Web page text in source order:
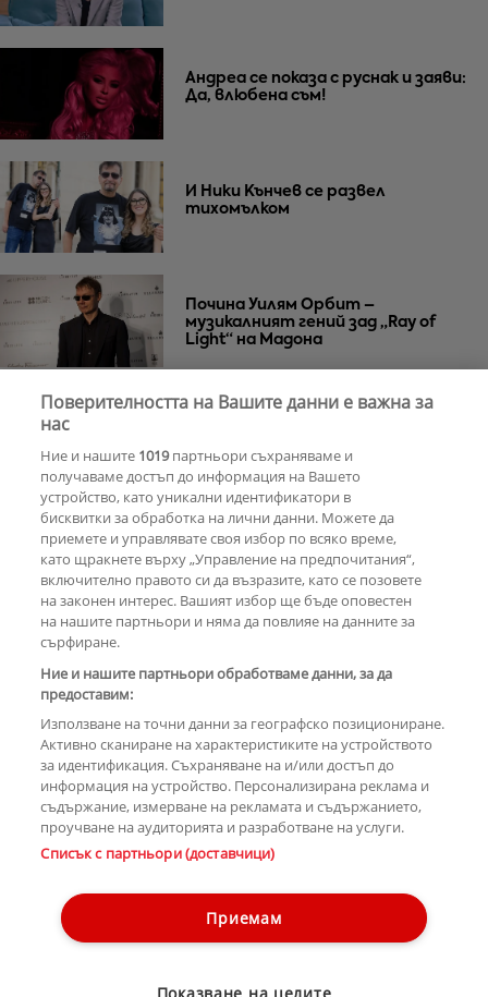
Андреа се показа с руснак и заяви:
Да, влюбена съм!
И Ники Кънчев се развел
тихомълком
Почина Уилям Орбит –
музикалният гений зад „Ray of
Light“ на Мадона
еволюция
РЕКЛАМА
КОМЕНТАРИ
Copyright © 2007-2026 Hotnews.bg. Всички права запазени.
Контакти Общи условия
Етични правила на НСС
Лични данни
Управление на предпочитания
Поверителността на Вашите данни е важна за
нас
Ние и нашите 1019партньори съхраняваме и
получаваме достъп до информация на Вашето
устройство, като уникални идентификатори в
бисквитки за обработка на лични данни. Можете да
приемете и управлявате своя избор по всяко време,
като щракнете върху „Управление на предпочитания“,
включително правото си да възразите, като се позовете
на законен интерес. Вашият избор ще бъде оповестен
на нашите партньори и няма да повлияе на данните за
сърфиране.
Ние и нашите партньори обработваме данни, за да
предоставим:
Използване на точни данни за географско позициониране.
Активно сканиране на характеристиките на устройството
за идентификация. Съхраняване на и/или достъп до
информация на устройство. Персонализирана реклама и
съдържание, измерване на рекламата и съдържанието,
проучване на аудиторията и разработване на услуги.
Списък с партньори (доставчици)
Приемам
Показване на целите